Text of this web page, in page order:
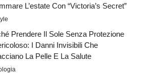
L’estate Con “Victoria’s Secret”
Prendere Il Sole Senza Protezione
I Danni Invisibili Che
La Pelle E La Salute